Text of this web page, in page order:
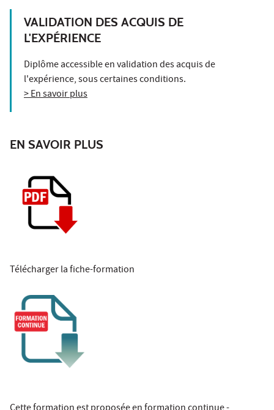
VALIDATION DES ACQUIS DE
L'EXPÉRIENCE
Diplôme accessible en validation des acquis de
l'expérience, sous certaines conditions.
> En savoir plus
EN SAVOIR PLUS
Télécharger la fiche-formation